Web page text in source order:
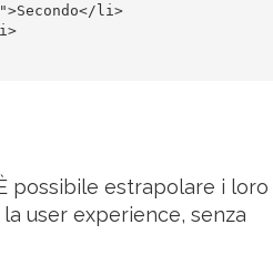
li>
possibile estrapolare i loro
user experience, senza